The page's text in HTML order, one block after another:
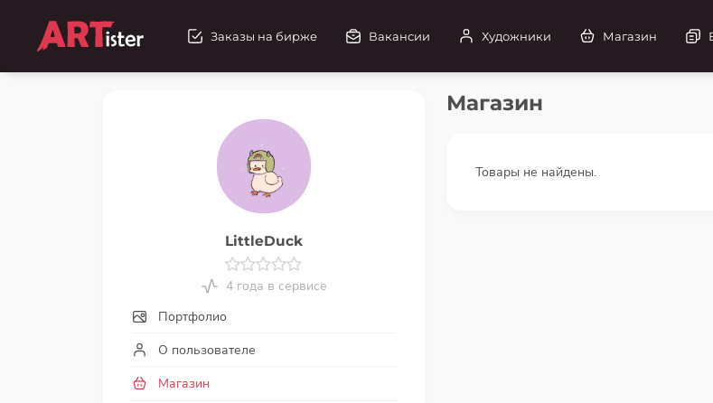
Заказы на бирже Вакансии Художники Магазин
LittleDuck
4 года в сервисе
Портфолио
О пользователе
Магазин
Магазин
Товары не найдены.